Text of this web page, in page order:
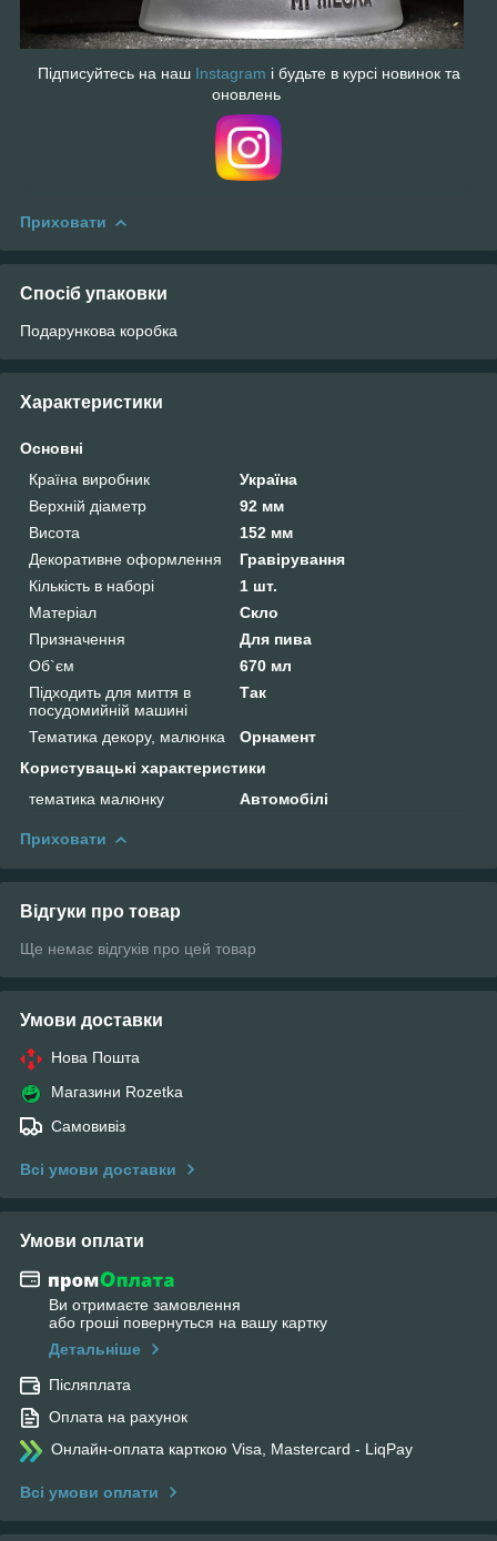
Підписуйтесь на наш Instagram і будьте в курсі новинок та
оновлень
Приховати
Спосіб упаковки
Подарункова коробка
Характеристики
Основні
Країна виробник
Україна
Верхній діаметр
92 мм
Висота
152 мм
Декоративне оформлення
Гравірування
Кількість в наборі
1 шт.
Матеріал
Скло
Призначення
Для пива
Об`єм
670 мл
Підходить для миття в
посудомийній машині
Так
Тематика декору, малюнка
Орнамент
Користувацькі характеристики
тематика малюнку
Автомобілі
Приховати
Відгуки про товар
Ще немає відгуків про цей товар
Умови доставки
Нова Пошта
Магазини Rozetka
Самовивіз
Всі умови доставки
Умови оплати
Ви отримаєте замовлення
або гроші повернуться на вашу картку
Детальніше
Післяплата
Оплата на рахунок
Онлайн-оплата карткою Visa, Mastercard - LiqPay
Всі умови оплати